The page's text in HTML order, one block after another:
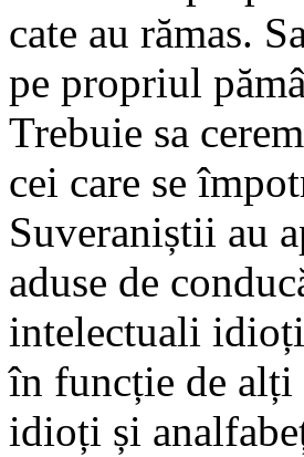
cate au rămas.
pe propriul
Trebuie sa
cei care se
Suveraniștii au
aduse de
intelectuali
în funcție de
idioți și